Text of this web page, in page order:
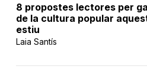
8 propostes lectores per
de la cultura popular
estiu
Laia Santís